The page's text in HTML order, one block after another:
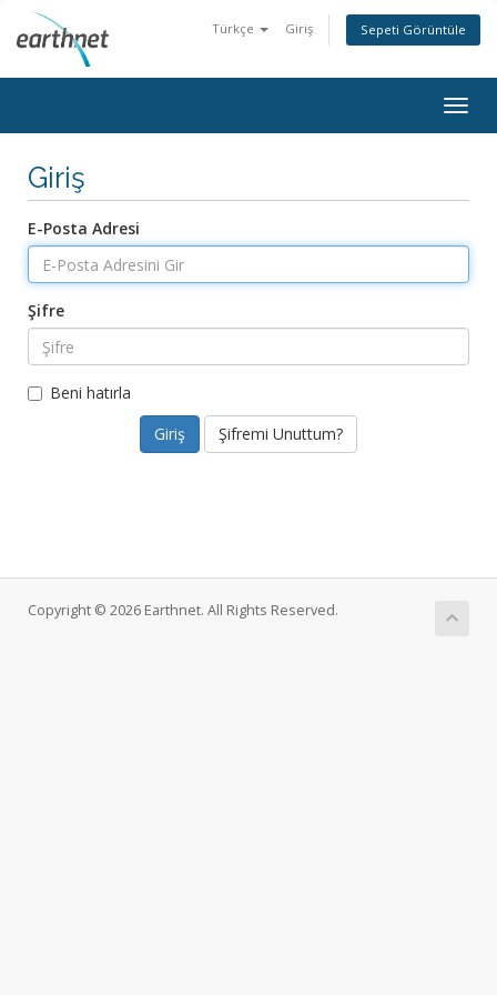
Türkçe Giriş Sepeti Görüntüle
Giriş
E-Posta Adresi
Şifre
Beni hatırla
Şifremi Unuttum?
Copyright © 2026 Earthnet. All Rights Reserved.